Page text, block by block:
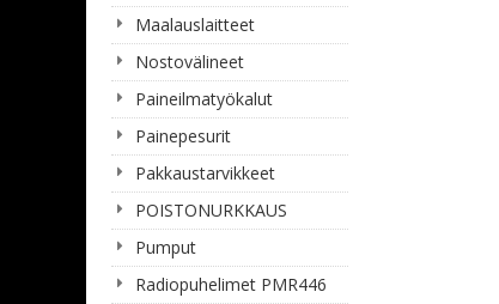
Maalauslaitteet
Nostovälineet
Paineilmatyökalut
Painepesurit
Pakkaustarvikkeet
POISTONURKKAUS
Pumput
Radiopuhelimet PMR446